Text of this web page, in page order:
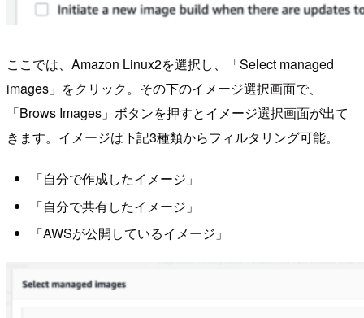
ここでは、Amazon Linux2を選択し、「Select managed
images」をクリック。その下のイメージ選択画面で、
「Brows Images」ボタンを押すとイメージ選択画面が出て
きます。イメージは下記3種類からフィルタリング可能。
「自分で作成したイメージ」
「自分で共有したイメージ」
「AWSが公開しているイメージ」